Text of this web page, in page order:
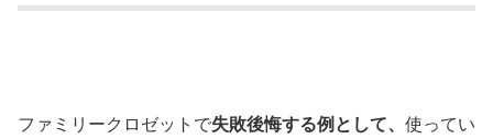
ファミリークロゼットで失敗後悔する例として、 使ってい